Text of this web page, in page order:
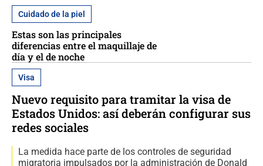
Cuidado de la piel
Estas son las principales
diferencias entre el maquillaje de
día y el de noche
Visa
Nuevo requisito para tramitar la visa de
Estados Unidos: así deberán configurar sus
redes sociales
La medida hace parte de los controles de seguridad
migratoria impulsados por la administración de Donald